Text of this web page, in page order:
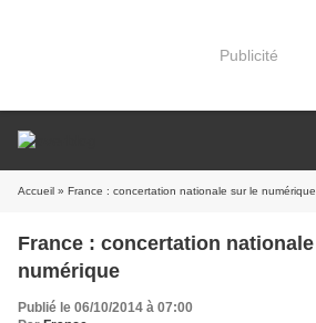
Publicité
Accueil » France : concertation nationale sur le numérique
France : concertation
numérique
Publié le 06/10/2014 à 07:00